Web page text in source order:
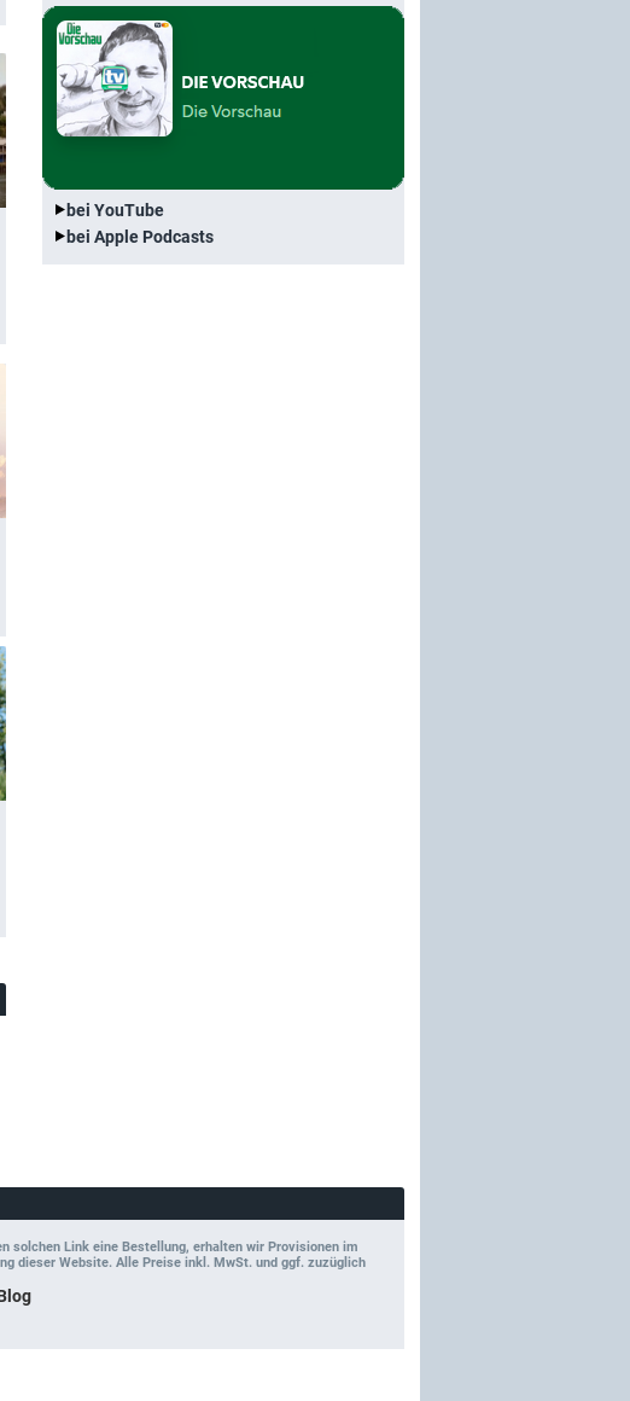
bei YouTube
bei Apple Podcasts
solchen Link eine Bestellung, erhalten wir Provisionen im
dieser Website. Alle Preise inkl. MwSt. und ggf. zuzüglich